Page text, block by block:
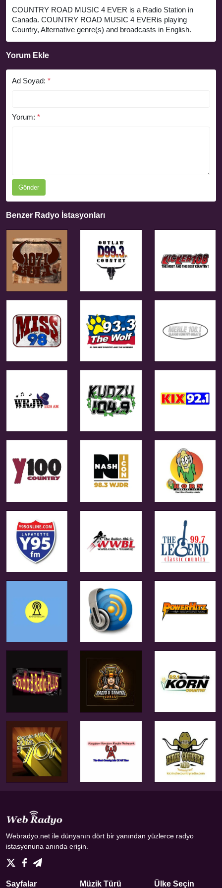
COUNTRY ROAD MUSIC 4 EVER is a Radio Station in
Canada. COUNTRY ROAD MUSIC 4 EVERis playing
Country, Alternative genre(s) and broadcasts in English.
Yorum Ekle
Ad Soyad: *
Yorum: *
Gönder
Benzer Radyo İstasyonları
Webradyo.net ile dünyanın dört bir yanından yüzlerce radyo
istasyonuna anında erişin.
Sayfalar Müzik Türü Ülke Seçin